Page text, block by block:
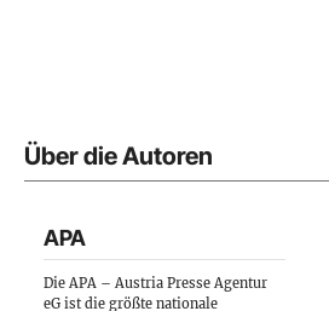
Über die Autoren
APA
Die APA – Austria Presse Agentur
eG ist die größte nationale